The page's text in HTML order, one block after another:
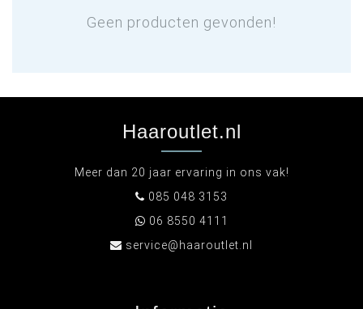
Geen producten gevonden!
Haaroutlet.nl
Meer dan 20 jaar ervaring in ons vak!
085 048 3153
06 8550 4111
service@haaroutlet.nl